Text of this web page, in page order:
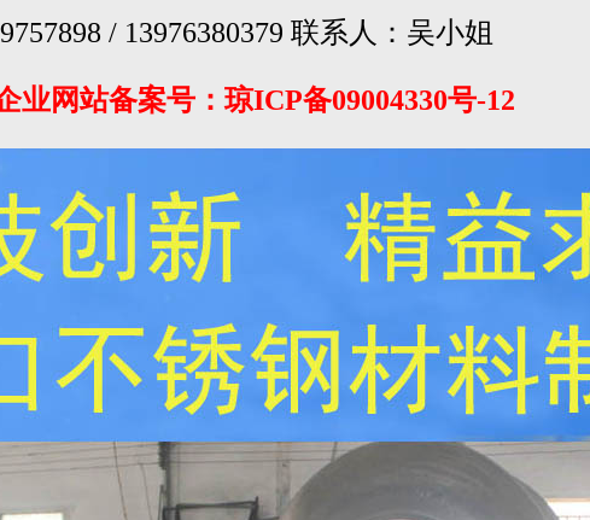
/ 13976380379 联系人：吴小姐
业网站备案号：琼ICP备09004330号-12